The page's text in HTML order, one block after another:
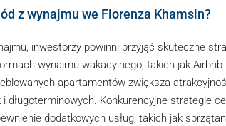
z wynajmu we Florenza Khamsin?
inwestorzy powinni przyjąć skuteczne
wynajmu wakacyjnego, takich jak
apartamentów zwiększa
długoterminowych. Konkurencyjne strategie
dodatkowych usług, takich jak